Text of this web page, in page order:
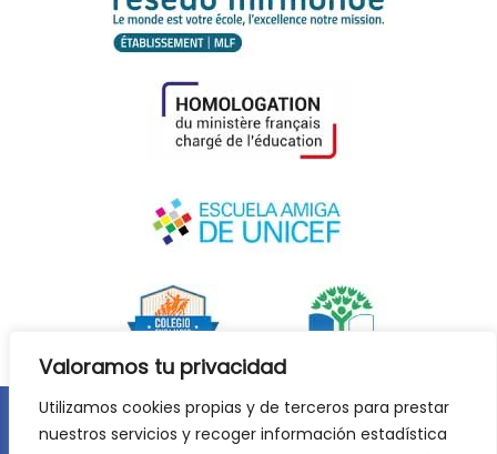
Valoramos tu privacidad
Utilizamos cookies propias y de terceros para prestar
nuestros servicios y recoger información estadística
Aviso legal Política de privacidad